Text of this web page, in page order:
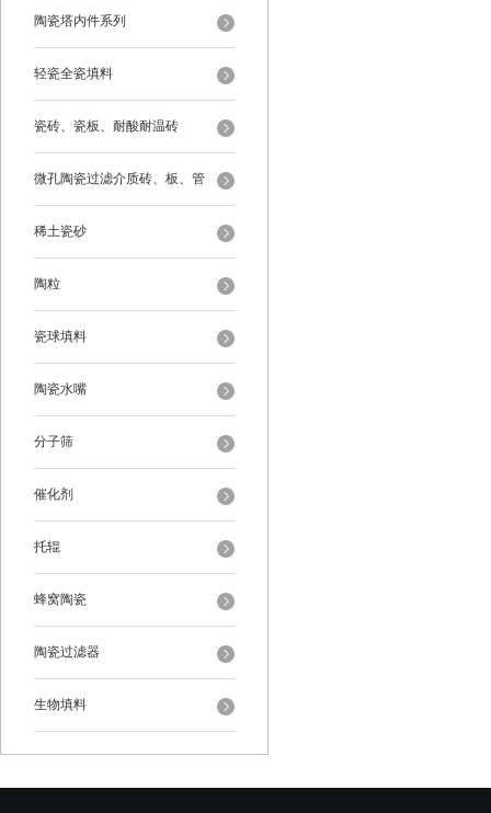
陶瓷塔内件系列
轻瓷全瓷填料
瓷砖、瓷板、耐酸耐温砖
微孔陶瓷过滤介质砖、板、管
稀土瓷砂
陶粒
瓷球填料
陶瓷水嘴
分子筛
催化剂
托辊
蜂窝陶瓷
陶瓷过滤器
生物填料